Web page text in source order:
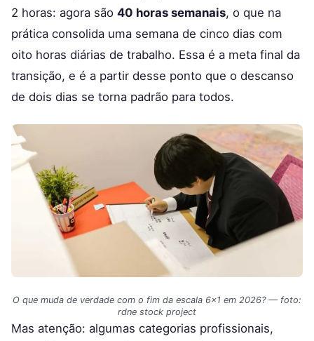
2 horas: agora são 40 horas semanais, o que na
prática consolida uma semana de cinco dias com
oito horas diárias de trabalho. Essa é a meta final da
transição, e é a partir desse ponto que o descanso
de dois dias se torna padrão para todos.
O que muda de verdade com o fim da escala 6×1 em 2026? — foto:
rdne stock project
Mas atenção: algumas categorias profissionais,